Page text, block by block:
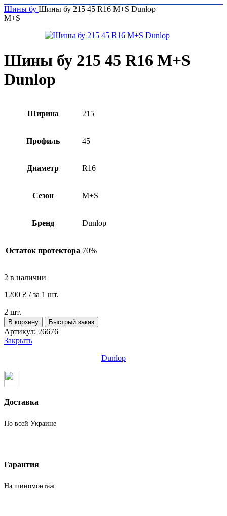
Шины бу Шины бу 215 45 R16 M+S Dunlop
M+S
Шины бу 215 45 R16 M+S
Dunlop
Ширина 215
Профиль 45
Диаметр R16
Сезон M+S
Бренд Dunlop
Остаток протектора 70%
2 в наличии
1200 ₴ / за 1 шт.
2 шт.
Количество
товара
Шины
R16
В корзину Быстрый заказ
Артикул: 26676
Закрыть
Dunlop
Доставка
По всей Украине
Гарантия
На шиномонтаж